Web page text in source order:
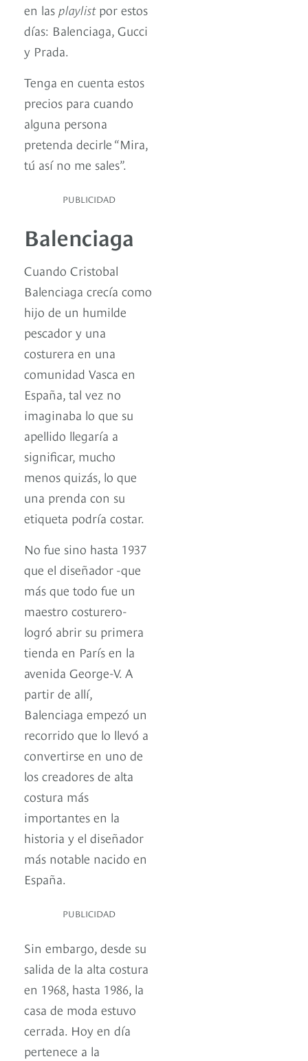
en las playlistpor estos
días: Balenciaga, Gucci
y Prada.
Tenga en cuenta estos
precios para cuando
alguna persona
pretenda decirle “Mira,
tú así no me sales”.
PUBLICIDAD
Balenciaga
Cuando Cristobal
Balenciaga crecía como
hijo de un humilde
pescador y una
costurera en una
comunidad Vasca en
España, tal vez no
imaginaba lo que su
apellido llegaría a
significar, mucho
menos quizás, lo que
una prenda con su
etiqueta podría costar.
No fue sino hasta 1937
que el diseñador -que
más que todo fue un
maestro costurero-
logró abrir su primera
tienda en París en la
avenida George-V. A
partir de allí,
Balenciaga empezó un
recorrido que lo llevó a
convertirse en uno de
los creadores de alta
costura más
importantes en la
historia y el diseñador
más notable nacido en
España.
PUBLICIDAD
Sin embargo, desde su
salida de la alta costura
en 1968, hasta 1986, la
casa de moda estuvo
cerrada. Hoy en día
pertenece a la